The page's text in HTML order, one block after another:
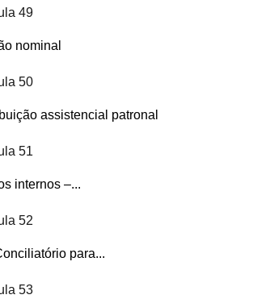
49
nominal
50
assistencial patronal
51
internos –...
52
para...
53